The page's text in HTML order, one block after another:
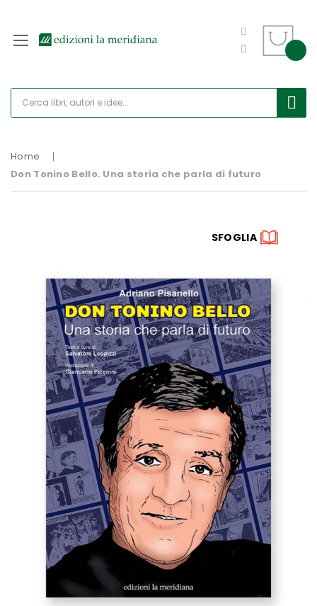
Home
Don Tonino Bello. Una storia che parla di futuro
SFOGLIA
galleria
immagini